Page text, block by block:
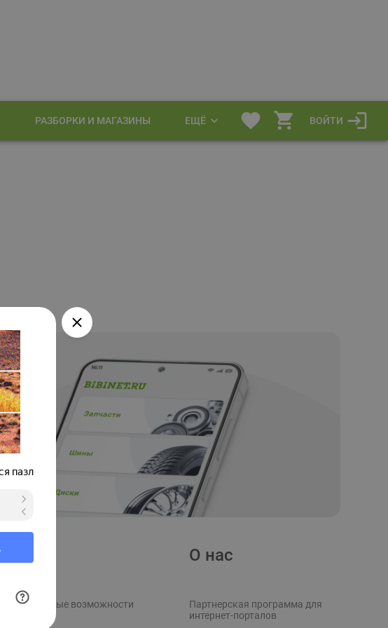
РАЗБОРКИ И МАГАЗИНЫ ЕЩЁ ВОЙТИ
Рекламные возможности
О нас
Партнерская программа для
интернет-порталов